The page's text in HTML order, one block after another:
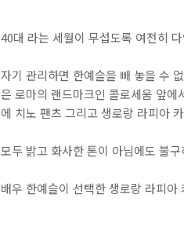
40대 라는 세월이 무섭도록 여전히
자기 관리하면 한예슬을 빼 놓을 수
은 로마의 랜드마크인 콜로세움 앞
에 치노 팬츠 그리고 생로랑 라피아
모두 밝고 화사한 톤이 아님에도 불
배우 한예슬이 선택한 생로랑 라피